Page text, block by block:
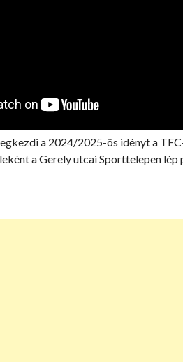
a 2024/2025-ös idényt a
a Gerely utcai Sporttelepen